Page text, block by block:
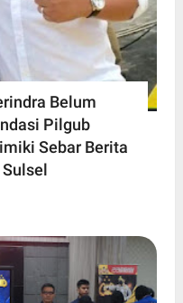
Belum
Pilgub
Sebar Berita